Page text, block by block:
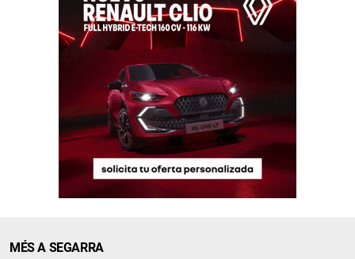
MÉS A SEGARRA